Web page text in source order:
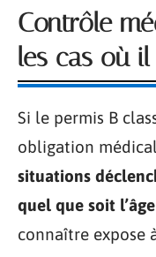
Contrôle
les cas où
Si le permis B
obligation
situations
quel que soit l’âge
connaître expose